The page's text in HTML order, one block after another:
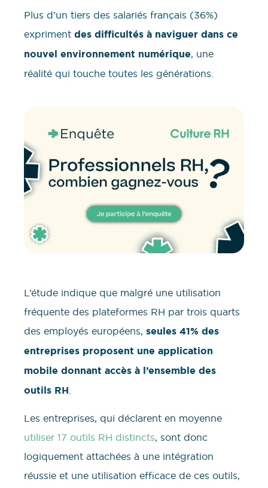
Plus d’un tiers des salariés français (36%)
expriment des difficultés à naviguer dans ce
nouvel environnement numérique, une
réalité qui touche toutes les générations.
L’étude indique que malgré une utilisation
fréquente des plateformes RH par trois quarts
des employés européens, seules 41% des
entreprises proposent une application
mobile donnant accès à l’ensemble des
outils RH
Les entreprises, qui déclarent en moyenne
utiliser 17 outils RH distincts, sont donc
logiquement attachées à une intégration
réussie et une utilisation efficace de ces outils,